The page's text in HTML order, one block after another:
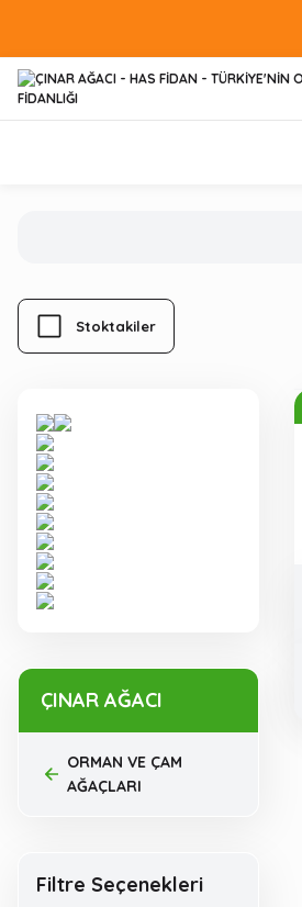
Stoktakiler
ÇINAR AĞACI
ORMAN VE ÇAM
AĞAÇLARI
Filtre Seçenekleri